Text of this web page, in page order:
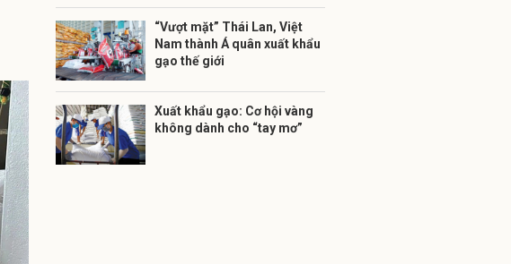
“Vượt mặt” Thái Lan, Việt
Nam thành Á quân xuất khẩu
gạo thế giới
Xuất khẩu gạo: Cơ hội vàng
không dành cho “tay mơ”